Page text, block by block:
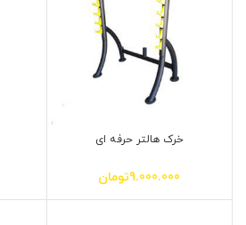
خرک هالتر حرفه ای
تومان9.000.000